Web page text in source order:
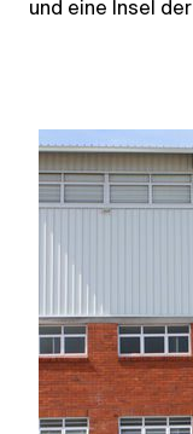
und eine Insel